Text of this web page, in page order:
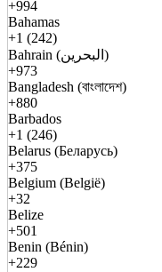
+994
Bahamas
+1 (242)
Bahrain (البحرين)
+973
Bangladesh (বাংলাদেশ)
+880
Barbados
+1 (246)
Belarus (Беларусь)
+375
Belgium (België)
+32
Belize
+501
Benin (Bénin)
+229